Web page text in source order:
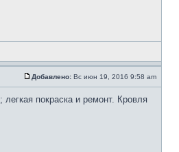
Добавлено: Вс июн 19, 2016 9:58 am
покраска и ремонт. Кровля